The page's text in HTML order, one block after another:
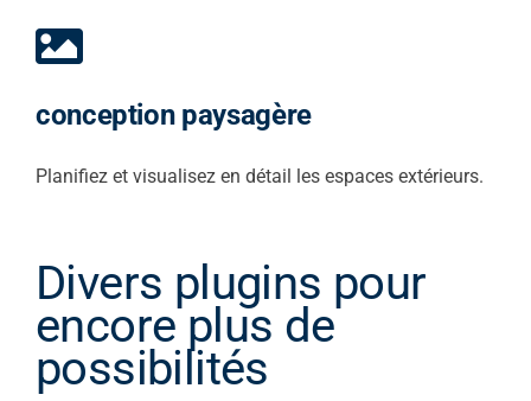
conception paysagère
Planifiez et visualisez en détail les espaces extérieurs.
Divers plugins pour
encore plus de
possibilités